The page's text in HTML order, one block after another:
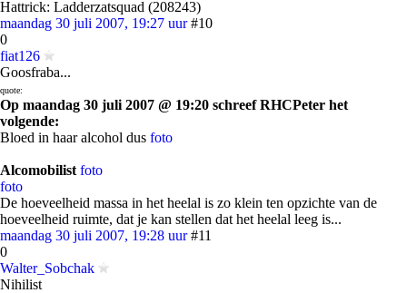
Hattrick: Ladderzatsquad (208243)
maandag 30 juli 2007, 19:27 uur #10
0
fiat126
Goosfraba...
quote:
Op maandag 30 juli 2007 @ 19:20 schreef RHCPeter het
volgende:
Bloed in haar alcohol dus foto
Alcomobilist foto
foto
De hoeveelheid massa in het heelal is zo klein ten opzichte van de
hoeveelheid ruimte, dat je kan stellen dat het heelal leeg is...
maandag 30 juli 2007, 19:28 uur #11
0
Walter_Sobchak
Nihilist